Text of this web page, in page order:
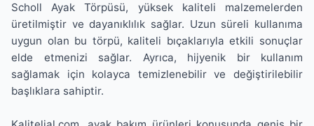
Scholl Ayak Törpüsü, yüksek kaliteli malzemelerden
üretilmiştir ve dayanıklılık sağlar. Uzun süreli kullanıma
uygun olan bu törpü, kaliteli bıçaklarıyla etkili sonuçlar
elde etmenizi sağlar. Ayrıca, hijyenik bir kullanım
sağlamak için kolayca temizlenebilir ve değiştirilebilir
başlıklara sahiptir.